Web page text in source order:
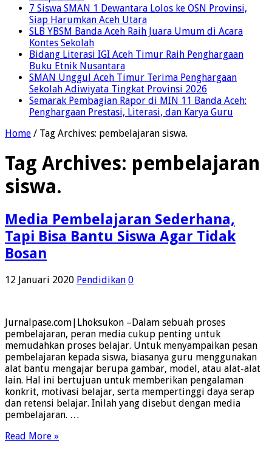
7 Siswa SMAN 1 Dewantara Lolos ke OSN Provinsi,
Siap Harumkan Aceh Utara
SLB YBSM Banda Aceh Raih Juara Umum di Acara
Kontes Sekolah
Bidang Literasi IGI Aceh Timur Raih Penghargaan
Buku Etnik Nusantara
SMAN Unggul Aceh Timur Terima Penghargaan
Sekolah Adiwiyata Tingkat Provinsi 2026
Semarak Pembagian Rapor di MIN 11 Banda Aceh:
Penghargaan Prestasi, Literasi, dan Karya Guru
Home / Tag Archives: pembelajaran siswa.
Tag Archives: pembelajaran
siswa.
Media Pembelajaran Sederhana,
Tapi Bisa Bantu Siswa Agar Tidak
Bosan
12 Januari 2020 Pendidikan 0
Jurnalpase.com|Lhoksukon –Dalam sebuah proses
pembelajaran, peran media cukup penting untuk
memudahkan proses belajar. Untuk menyampaikan pesan
pembelajaran kepada siswa, biasanya guru menggunakan
alat bantu mengajar berupa gambar, model, atau alat-alat
lain. Hal ini bertujuan untuk memberikan pengalaman
konkrit, motivasi belajar, serta mempertinggi daya serap
dan retensi belajar. Inilah yang disebut dengan media
pembelajaran. …
Read More »